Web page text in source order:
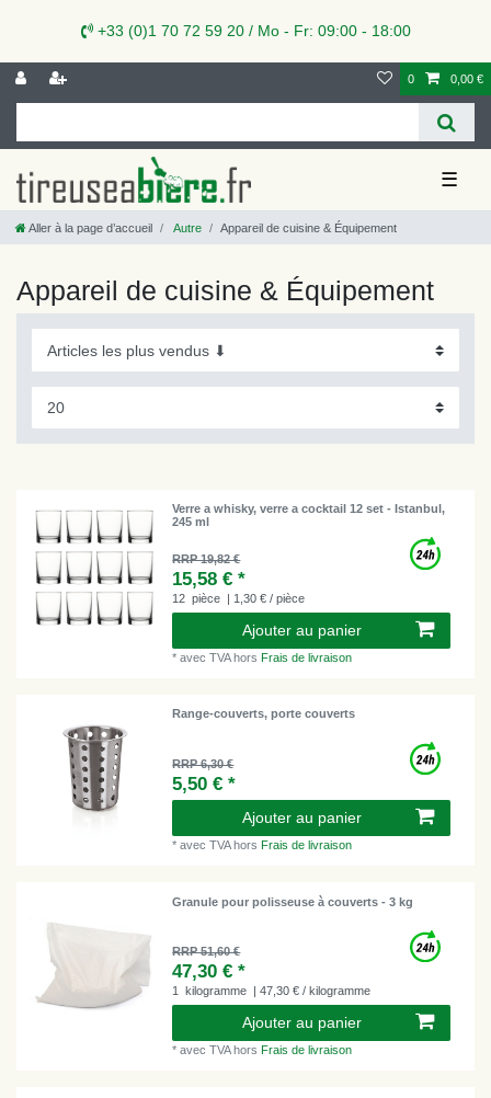
+33 (0)1 70 72 59 20 / Mo - Fr: 09:00 - 18:00
0 0,00 €
☰
Aller à la page d’accueil Autre Appareil de cuisine & Équipement
Appareil de cuisine & Équipement
Verre a whisky, verre a cocktail 12 set - Istanbul,
245 ml
RRP 19,82 €
15,58 € *
12 pièce | 1,30 € / pièce
Ajouter au panier
*avec TVAhorsFrais de livraison
Range-couverts, porte couverts
RRP 6,30 €
5,50 € *
Ajouter au panier
*avec TVAhorsFrais de livraison
Granule pour polisseuse à couverts - 3 kg
RRP 51,60 €
47,30 € *
1 kilogramme | 47,30 € / kilogramme
Ajouter au panier
*avec TVAhors Frais de livraison